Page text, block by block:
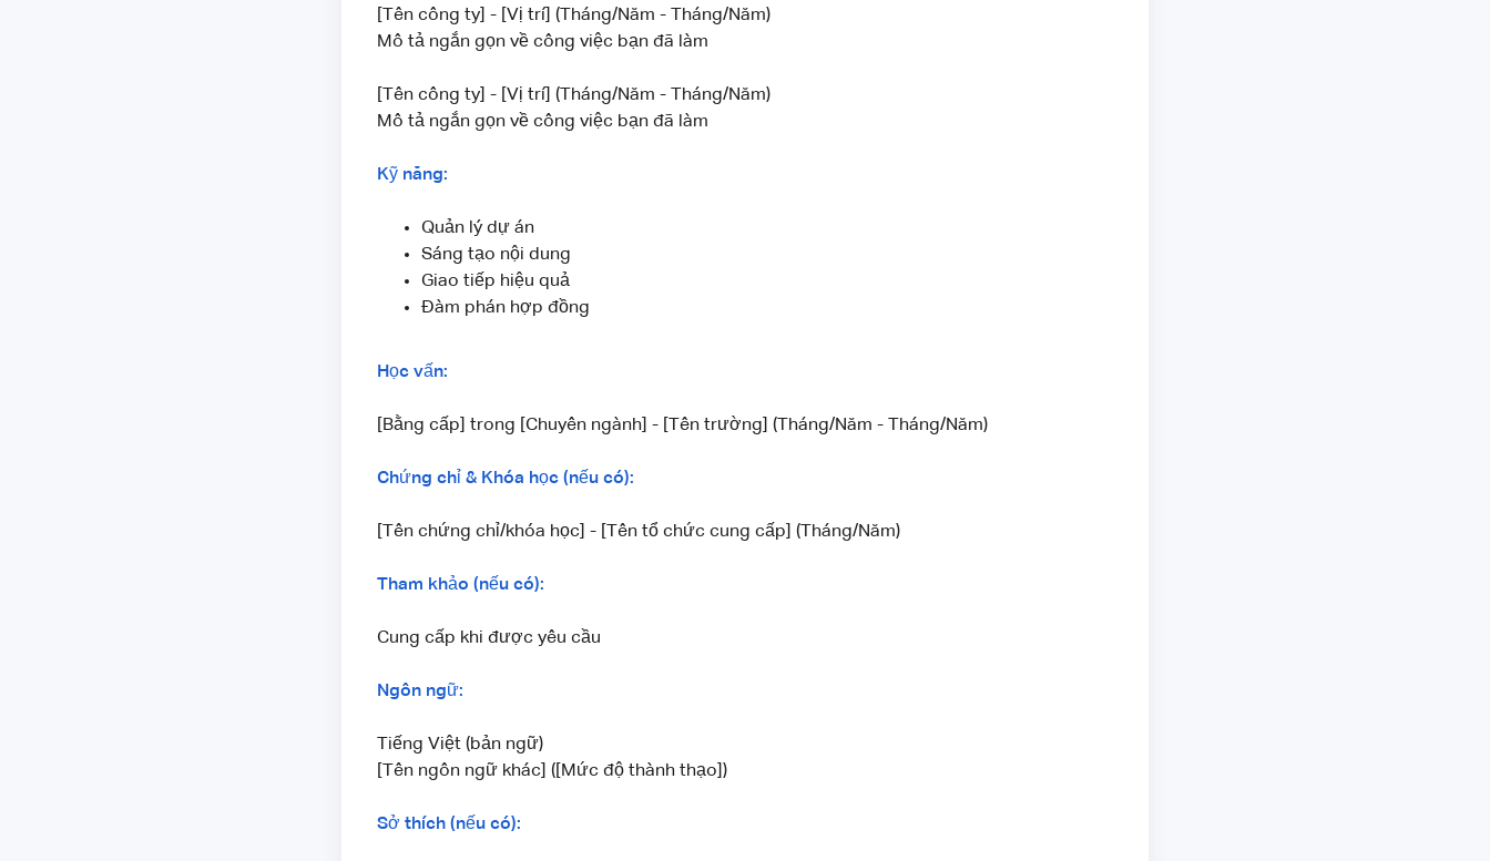
[Tên công ty] - [Vị trí] (Tháng/Năm - Tháng/Năm)
Mô tả ngắn gọn về công việc bạn đã làm
[Tên công ty] - [Vị trí] (Tháng/Năm - Tháng/Năm)
Mô tả ngắn gọn về công việc bạn đã làm
Kỹ năng:
Quản lý dự án
Sáng tạo nội dung
Giao tiếp hiệu quả
Đàm phán hợp đồng
Học vấn:
[Bằng cấp] trong [Chuyên ngành] - [Tên trường] (Tháng/Năm - Tháng/Năm)
Chứng chỉ & Khóa học (nếu có):
[Tên chứng chỉ/khóa học] - [Tên tổ chức cung cấp] (Tháng/Năm)
Tham khảo (nếu có):
Cung cấp khi được yêu cầu
Ngôn ngữ:
Tiếng Việt (bản ngữ)
[Tên ngôn ngữ khác] ([Mức độ thành thạo])
Sở thích (nếu có):